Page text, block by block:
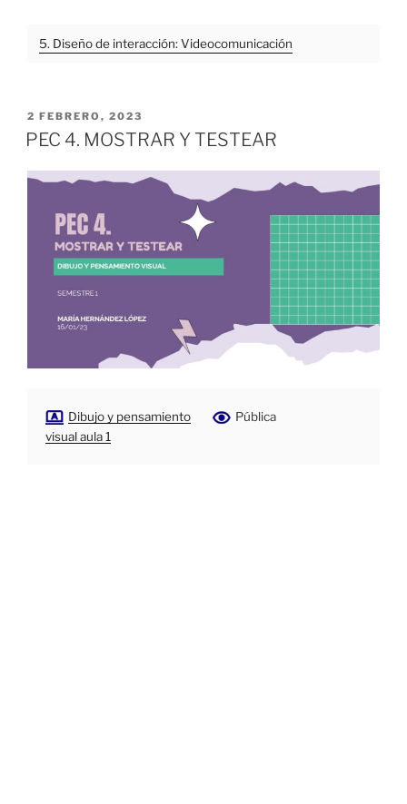
5. Diseño de interacción: Videocomunicación
PUBLICADO
EL
2 FEBRERO, 2023
PEC 4. MOSTRAR Y TESTEAR
Dibujo y pensamiento
visual aula 1
Pública